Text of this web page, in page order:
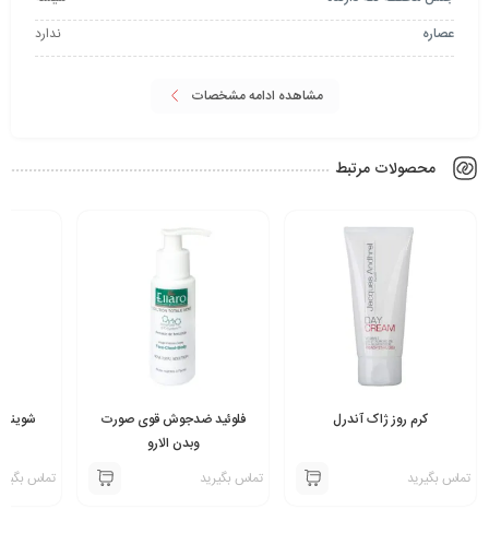
عصاره
ندارد
مشاهده ادامه مشخصات
محصولات مرتبط
کرم روز ژاک آندرل
تماس بگیرید
فلوئید ضدجوش قوی صورت
وبدن الارو
تماس بگیرید
تماس